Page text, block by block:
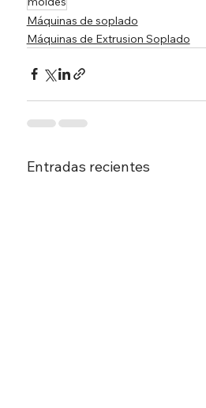
Máquinas de soplado
Máquinas de Extrusion Soplado
Entradas recientes